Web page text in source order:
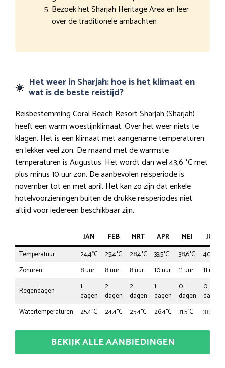
Bezoek het Sharjah Heritage Area en leer
over de traditionele ambachten
Het weer in Sharjah: hoe is het klimaat en
wat is de beste reistijd?
Reisbestemming Coral Beach Resort Sharjah (Sharjah)
heeft een warm woestijnklimaat. Over het weer niets te
klagen. Het is een klimaat met aangename temperaturen
en lekker veel zon. De maand met de warmste
temperaturen is Augustus. Het wordt dan wel 43,6 °C met
plus minus 10 uur zon. De aanbevolen reisperiode is
november tot en met april. Het kan zo zijn dat enkele
hotelvoorzieningen buiten de drukke reisperiodes niet
altijd voor iedereen beschikbaar zijn.
JAN FEB MRT APR MEI
JUN
Temperatuur
24,4°C 25,4°C 28,4°C 33,5°C 38,6°C
40,6°C
Zonuren
8 uur 8 uur 8 uur 10 uur 11 uur
11 uur
Regendagen
1
dagen
2
dagen
2
dagen
1
dagen
0
dagen
0
dagen
Watertemperaturen
25,4°C 24,4°C 25,4°C 26,4°C 31,5°C 33,5°C
BEKIJK ALLE AANBIEDINGEN